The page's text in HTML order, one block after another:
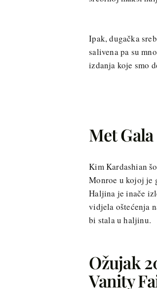
Ipak, dugačka
salivena pa su
izdanja koje smo
Met
Kim Kardashian
Monroe u kojoj je
Haljina je inače
vidjela oštećenja
bi stala u haljinu.
Ožujak
Vanity